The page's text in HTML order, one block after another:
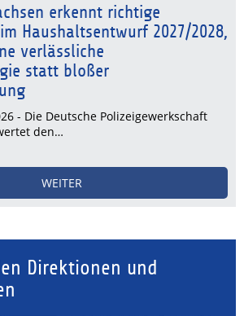
erkennt richtige
Haushaltsentwurf 2027/2028,
verlässliche
statt bloßer
- Die Deutsche Polizeigewerkschaft
den…
WEITER
Direktionen und